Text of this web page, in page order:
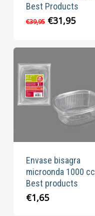
Best Products
€39,95 El
€39,95.
€31,95El
Envase bisagra
microonda 1000 cc
Best products
€1,65